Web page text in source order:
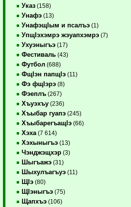
Указ (158)
Унафэ (13)
УнафэщIым и псалъэ (1)
УпщIэхэмрэ жэуапхэмрэ (7)
Ухуэныгъэ (17)
Фестиваль (43)
Футбол (688)
ФщIэн папщIэ (11)
Фэ фщIэрэ (8)
Фэеплъ (267)
Хъуэхъу (236)
Хъыбар гуапэ (245)
ХъыбарегъащIэ (66)
Хэха (7 614)
Хэхыныгъэ (13)
Чэнджэщхэр (3)
Шыгъажэ (31)
Шыхулъагъуэ (11)
ЩIэ (80)
ЩIэныгъэ (75)
Щапхъэ (106)